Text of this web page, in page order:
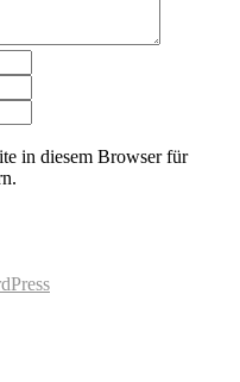
in diesem Browser für